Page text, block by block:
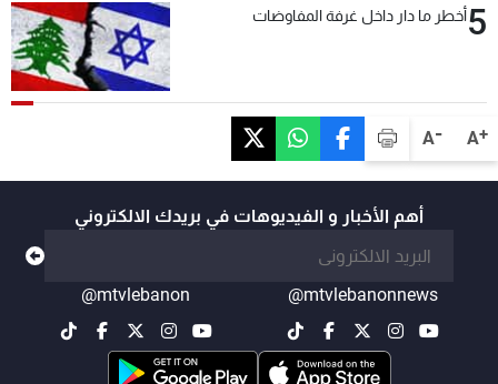
A+
A-
5أخطر ما دار داخل غرفة المفاوضات
أهم الأخبار و الفيديوهات في بريدك الالكتروني
@mtvlebanonnews
@mtvlebanon